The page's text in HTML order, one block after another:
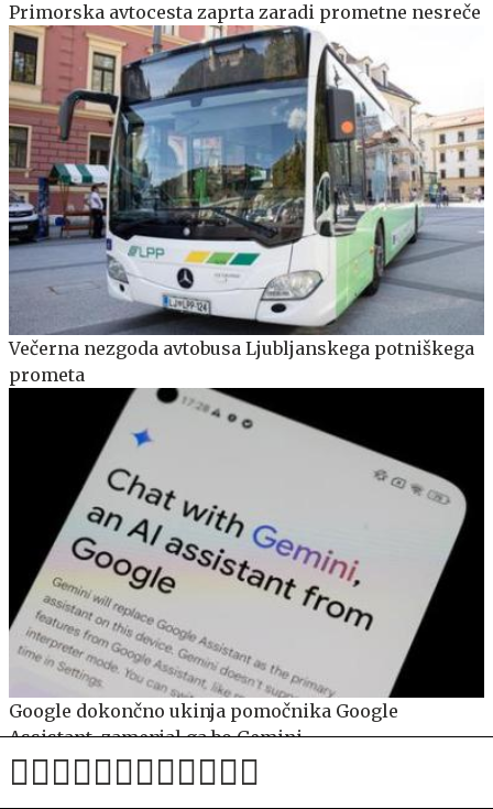
Primorska avtocesta zaprta zaradi prometne nesreče
Večerna nezgoda avtobusa Ljubljanskega potniškega
prometa
Google dokončno ukinja pomočnika Google
Assistant, zamenjal ga bo Gemini